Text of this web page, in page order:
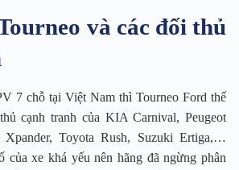
và các đối thủ
7 chỗ tại Việt Nam thì Tourneo Ford thế
cạnh tranh của KIA Carnival, Peugeot
Xpander, Toyota Rush, Suzuki Ertiga,…
của xe khá yếu nên hãng đã ngừng phân